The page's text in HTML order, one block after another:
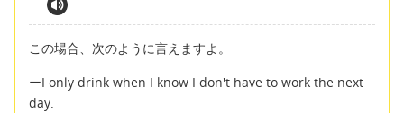
この場合、次のように言えますよ。
ーI only drink when I know I don't have to work the next
day.